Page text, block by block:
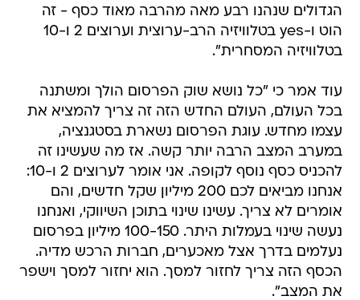
הגדולים שנהנו רבע מאה מהרבה מאוד כסף - זה
הוט ו-yes בטלוויזיה הרב-ערוצית וערוצים 2 ו-10
בטלוויזיה המסחרית".
עוד אמר כי "כל נושא שוק הפרסום הולך ומשתנה
בכל העולם, העולם החדש הזה זה צריך להמציא את
עצמו מחדש. עוגת הפרסום נשארת בסטגנציה,
במערב המצב הרבה יותר קשה. אז מה שעשינו זה
להכניס כסף נוסף לקופה. אני אומר לערוצים 2 ו-10:
אנחנו מביאים לכם 200 מיליון שקל חדשים, והם
אומרים לא צריך. עשינו שינוי בתוכן השיווקי, ואנחנו
נעשה שינוי בעמלות היתר. 100-150 מיליון בפרסום
נעלמים בדרך אצל מאכערים, חברות הרכש מדיה.
הכסף הזה צריך לחזור למסך. הוא יחזור למסך וישפר
את המצב".